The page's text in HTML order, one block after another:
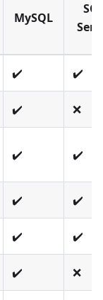
MySQL
✔️ ✔️
✔️ ❌
✔️ ✔️
✔️ ✔️
✔️ ✔️
✔️ ❌